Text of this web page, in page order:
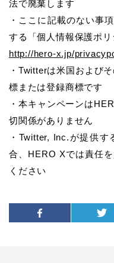
法で廃棄します
・ここに記載のない事
する「個人情報保護ポ
http://hero-x.jp/
・Twitterは米国および
標または登録商標です
・本キャンペーンは
切関係がありません
・Twitter, Inc.が提供
合、HERO Xでは責任
ください